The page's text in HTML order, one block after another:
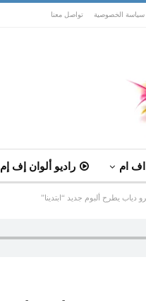
سياسة الخصوصية تواصل معنا
اف ام راديو ألوان إف إم
دياب يطرح ألبوم جديد “ابتدينا”